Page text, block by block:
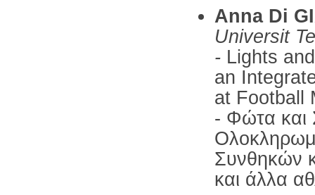
Anna Di
Universit
- Lights
an
at Football
- Φώτα και
Συνθηκών
και άλλα